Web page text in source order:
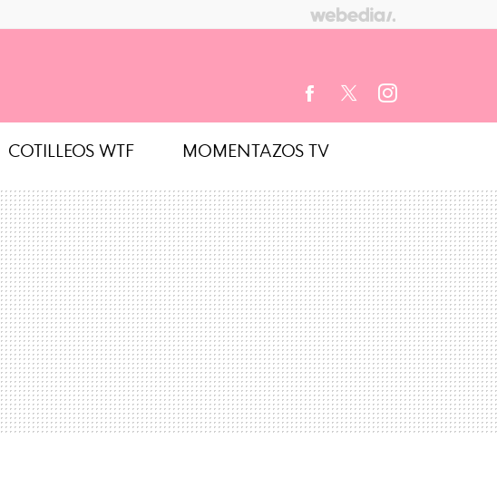
COTILLEOS WTF MOMENTAZOS TV